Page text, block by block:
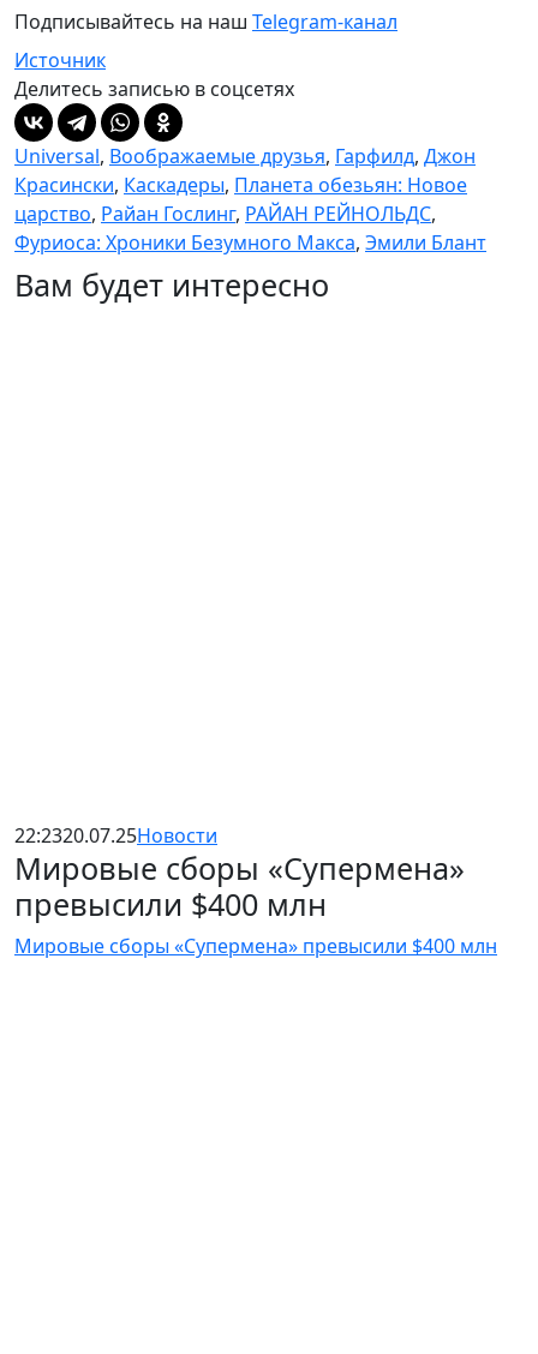
Подписывайтесь на наш Telegram-канал
Источник
Делитесь записью в соцсетях
Universal, Воображаемые друзья, Гарфилд, Джон
Красински, Каскадеры, Планета обезьян: Новое
царство, Райан Гослинг, РАЙАН РЕЙНОЛЬДС,
Фуриоса: Хроники Безумного Макса, Эмили Блант
Вам будет интересно
22:2320.07.25Новости
Мировые сборы «Супермена»
превысили $400 млн
Мировые сборы «Супермена» превысили $400 млн